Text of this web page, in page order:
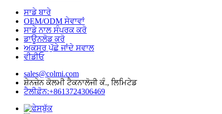
ਸਾਡੇ ਬਾਰੇ
OEM/ODM ਸੇਵਾਵਾਂ
ਸਾਡੇ ਨਾਲ ਸੰਪਰਕ ਕਰੋ
ਡਾਊਨਲੋਡ ਕਰੋ
ਅਕਸਰ ਪੁੱਛੇ ਜਾਂਦੇ ਸਵਾਲ
ਵੀਡੀਓ
sales@colmi.com
ਸ਼ੇਨਜ਼ੇਨ ਕੋਲਮੀ ਟੈਕਨਾਲੋਜੀ ਕੰ., ਲਿਮਿਟੇਡ
ਟੈਲੀਫ਼ੋਨ:+8613724306469